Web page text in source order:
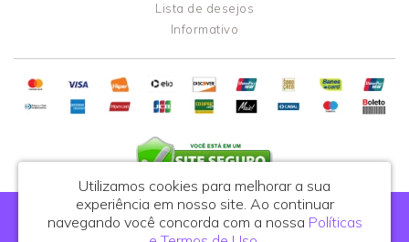
Lista de desejos
Informativo
Portal do Podólogo - CNPJ: 44.108.762/0001-81
R. Celso de Azevedo Marques, 395, cj. 25 - São Paulo/SP - CEP: 03122-010
Utilizamos cookies para melhorar a sua
experiência em nosso site. Ao continuar
navegando você concorda com a nossa Políticas